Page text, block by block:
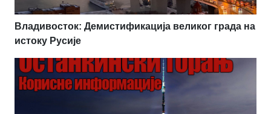
Владивосток: Демистификација великог града на
истоку Русије